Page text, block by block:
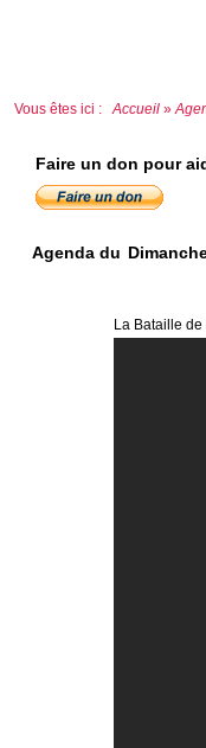
Vous êtes ici : Accueil »
Faire un don pour
Agenda du
La Bataille de